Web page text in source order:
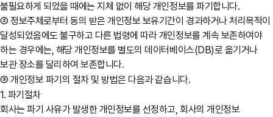
불필요하게 되었을 때에는 지체 없이 해당 개인정보를 파기합니다.
② 정보주체로부터 동의 받은 개인정보 보유기간이 경과하거나 처리목적이
달성되었음에도 불구하고 다른 법령에 따라 개인정보를 계속 보존하여야
하는 경우에는, 해당 개인정보를 별도의 데이터베이스(DB)로 옮기거나
보관 장소를 달리하여 보존합니다.
③ 개인정보 파기의 절차 및 방법은 다음과 같습니다.
1. 파기절차
회사는 파기 사유가 발생한 개인정보를 선정하고, 회사의 개인정보